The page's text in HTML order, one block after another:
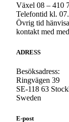
Växel 08 – 410
Telefontid kl.
Övrig tid
kontakt med
ADRESS
Besöksadress:
Ringvägen 39
SE-118 63
Sweden
E-post